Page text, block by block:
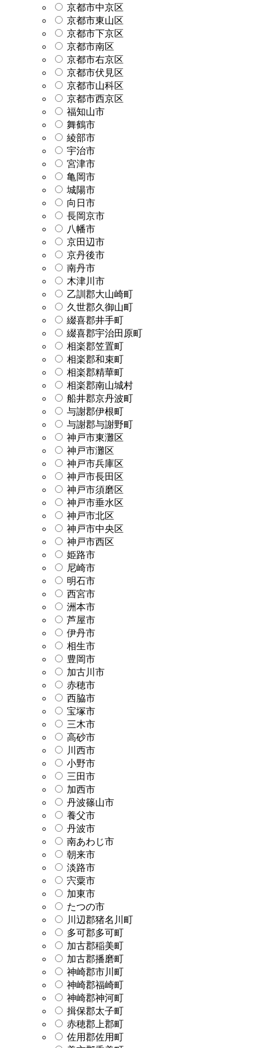
京都市中京区
京都市東山区
京都市下京区
京都市南区
京都市右京区
京都市伏見区
京都市山科区
京都市西京区
福知山市
舞鶴市
綾部市
宇治市
宮津市
亀岡市
城陽市
向日市
長岡京市
八幡市
京田辺市
京丹後市
南丹市
木津川市
乙訓郡大山崎町
久世郡久御山町
綴喜郡井手町
綴喜郡宇治田原町
相楽郡笠置町
相楽郡和束町
相楽郡精華町
相楽郡南山城村
船井郡京丹波町
与謝郡伊根町
与謝郡与謝野町
神戸市東灘区
神戸市灘区
神戸市兵庫区
神戸市長田区
神戸市須磨区
神戸市垂水区
神戸市北区
神戸市中央区
神戸市西区
姫路市
尼崎市
明石市
西宮市
洲本市
芦屋市
伊丹市
相生市
豊岡市
加古川市
赤穂市
西脇市
宝塚市
三木市
高砂市
川西市
小野市
三田市
加西市
丹波篠山市
養父市
丹波市
南あわじ市
朝来市
淡路市
宍粟市
加東市
たつの市
川辺郡猪名川町
多可郡多可町
加古郡稲美町
加古郡播磨町
神崎郡市川町
神崎郡福崎町
神崎郡神河町
揖保郡太子町
赤穂郡上郡町
佐用郡佐用町